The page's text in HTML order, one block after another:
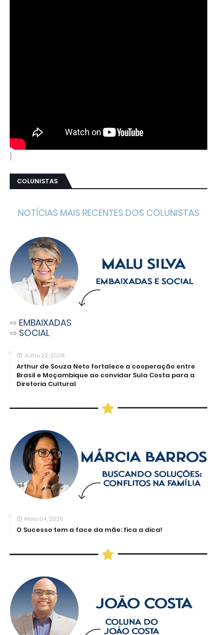
}
COLUNISTAS
NOTÍCIAS MAIS RECENTES DOS COLUNISTAS
⇨ EMBAIXADAS
⇨ SOCIAL
Julho 22, 2026
Arthur de Souza Neto fortalece a cooperação entre
Brasil e Moçambique ao convidar Sula Costa para a
Diretoria Cultural
Maio 04, 2026
O Sucesso tem a face da mãe: fica a dica!